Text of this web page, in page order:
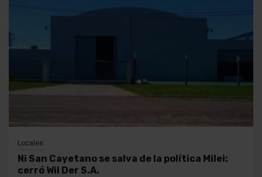
Locales
Ni San Cayetano se salva de la política Milei:
cerró Wil Der S.A.